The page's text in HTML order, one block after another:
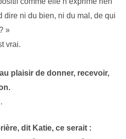
dire ni du bien, ni du mal, de qui
»
vrai.
plaisir de donner, recevoir,
dit Katie, ce serait :